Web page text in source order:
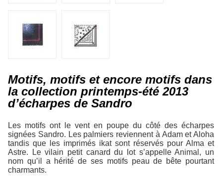
Motifs, motifs et encore motifs dans
la collection printemps-été 2013
d’écharpes de Sandro
Les motifs ont le vent en poupe du côté des écharpes
signées Sandro. Les palmiers reviennent à Adam et Aloha
tandis que les imprimés ikat sont réservés pour Alma et
Astre. Le vilain petit canard du lot s’appelle Animal, un
nom qu’il a hérité de ses motifs peau de bête pourtant
charmants.